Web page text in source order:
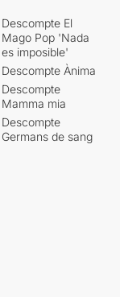
Descompte El
Mago Pop 'Nada
es imposible'
Descompte Ànima
Descompte
Mamma mia
Descompte
Germans de sang